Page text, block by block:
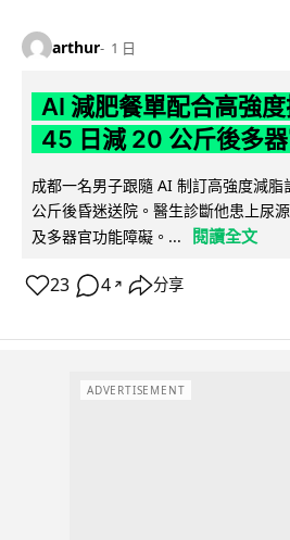
arthur 1 日
AI 減肥餐單配合高強
45 日減 20 公斤後多
成都一名男子跟隨 AI 制訂高強度減
公斤後昏迷送院。醫生診斷他患上尿
及多器官功能障礙。...
閱讀全文
23 4 ↗ 分享
ADVERTISEMENT